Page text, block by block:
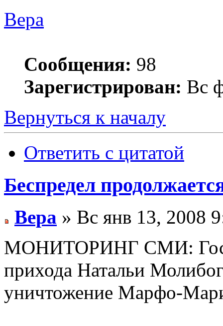
Вера
Сообщения: 98
Зарегистрирован: Вс
Вернуться к началу
Ответить с цитатой
Беспредел
Вера » Вс янв 13, 2008
МОНИТОРИНГ СМИ:
прихода Натальи
уничтожение Марфо-